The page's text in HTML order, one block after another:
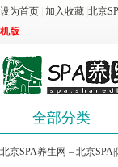
设为首页 加入收藏 北京
机版
全部分类
北京SPA养生网 – 北京